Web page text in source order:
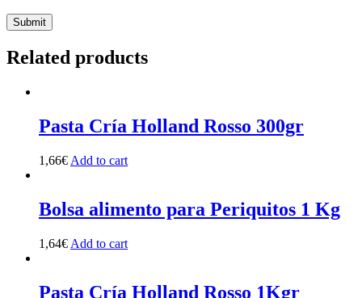
Related products
Pasta Cría Holland Rosso 300gr
1,66€ Add to cart
Bolsa alimento para Periquitos 1 Kg
1,64€ Add to cart
Pasta Cría Holland Rosso 1Kgr